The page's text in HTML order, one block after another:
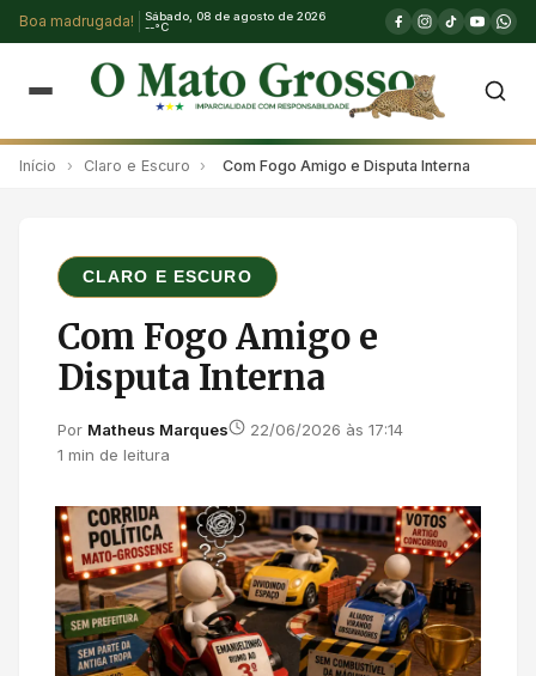
Boa madrugada!
Sábado, 08 de agosto de 2026
--°C
Início › Claro e Escuro › Com Fogo Amigo e Disputa Interna
CLARO E ESCURO
Com Fogo Amigo e
Disputa Interna
Por Matheus Marques
22/06/2026 às 17:14
1 min de leitura